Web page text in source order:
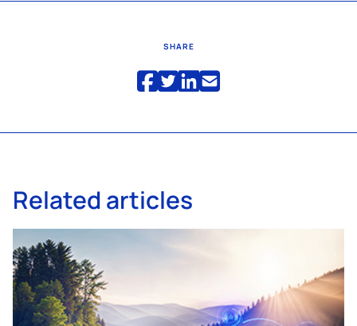
SHARE
Related articles